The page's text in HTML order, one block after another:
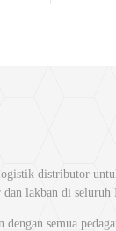
distributor
lakban di seluruh
semua